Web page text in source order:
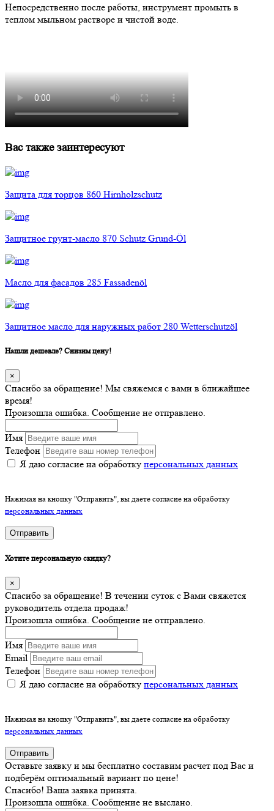
Непосредственно после работы, инструмент промыть в
теплом мыльном растворе и чистой воде.
Вас также заинтересуют
Защита для торцов 860 Hirnholzschutz
Защитное грунт-масло 870 Schutz Grund-Öl
Масло для фасадов 285 Fassadenöl
Защитное масло для наружных работ 280 Wetterschutzöl
Нашли дешевле? Снизим цену!
×
Спасибо за обращение! Мы свяжемся с вами в ближайшее
время!
Произошла ошибка. Сообщение не отправлено.
Имя
Телефон
Я даю согласие на обработку персональных данных
Нажимая на кнопку "Отправить", вы даете согласие на обработку
персональных данных
Отправить
Хотите персональную скидку?
×
Спасибо за обращение! В течении суток с Вами свяжется
руководитель отдела продаж!
Произошла ошибка. Сообщение не отправлено.
Имя
Email
Телефон
Я даю согласие на обработку персональных данных
Нажимая на кнопку "Отправить", вы даете согласие на обработку
персональных данных
Отправить
Оставьте заявку и мы бесплатно составим расчет под Вас и
подберём оптимальный вариант по цене!
Спасибо! Ваша заявка принята.
Произошла ошибка. Сообщение не выслано.